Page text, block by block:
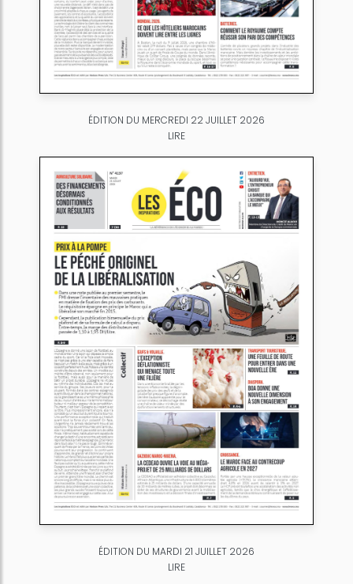
ÉDITION DU MERCREDI 22 JUILLET 2026
LIRE
ÉDITION DU MARDI 21 JUILLET 2026
LIRE